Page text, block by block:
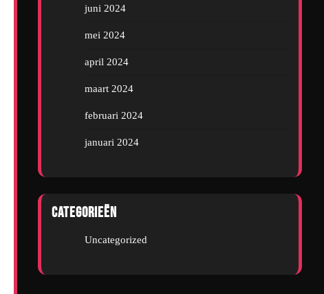
juni 2024
mei 2024
april 2024
maart 2024
februari 2024
januari 2024
Categorieën
Uncategorized